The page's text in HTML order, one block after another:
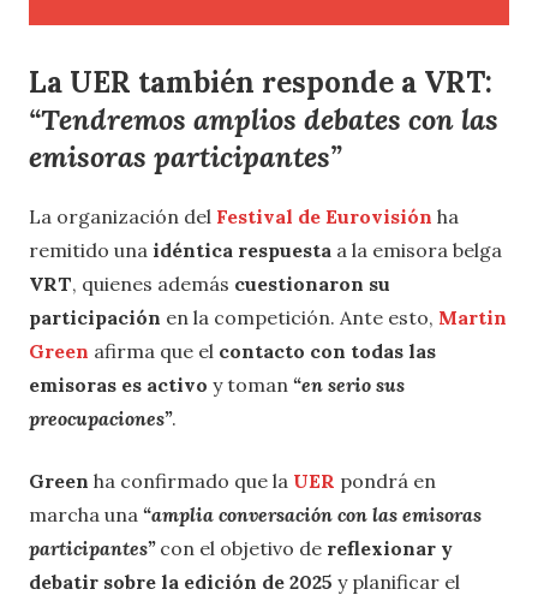
La UER también responde a VRT:
“Tendremos amplios debates con las
emisoras participantes”
La organización del Festival de Eurovisión ha
remitido una idéntica respuesta a la emisora belga
VRT, quienes además cuestionaron su
participación en la competición. Ante esto, Martin
Green afirma que el contacto con todas las
emisoras es activo y toman “en serio sus
preocupaciones”.
Green ha confirmado que la UER pondrá en
marcha una “amplia conversación con las emisoras
participantes”con el objetivo de reflexionar y
debatir sobre la edición de 2025 y planificar el